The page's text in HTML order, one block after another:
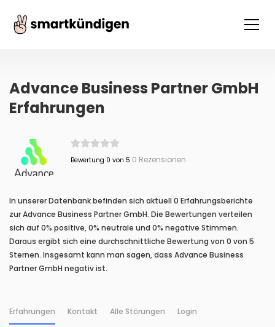
Advance Business Partner GmbH
Erfahrungen
Bewertung 0 von 5 0 Rezensionen
In unserer Datenbank befinden sich aktuell 0 Erfahrungsberichte
zur Advance Business Partner GmbH. Die Bewertungen verteilen
sich auf 0% positive, 0% neutrale und 0% negative Stimmen.
Daraus ergibt sich eine durchschnittliche Bewertung von 0 von 5
Sternen. Insgesamt kann man sagen, dass Advance Business
Partner GmbH negativ ist.
Erfahrungen Kontakt Alle Störungen Login